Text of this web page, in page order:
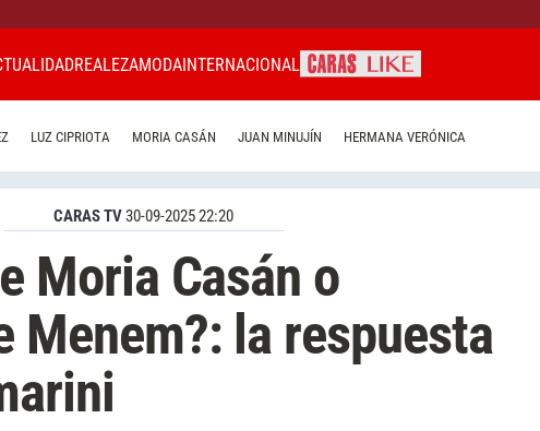
REALEZAMODAINTERNACIONAL
LUZ CIPRIOTA MORIA CASÁN JUAN MINUJÍN HERMANA VERÓNICA
CARAS TV30-09-2025 22:20
Moria Casán o
Menem?: la respuesta